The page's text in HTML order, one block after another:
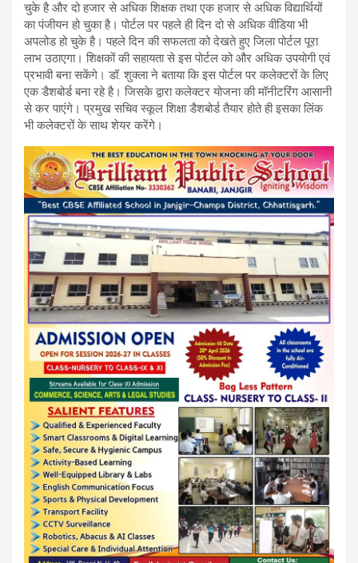
चुके है और दो हजार से अधिक शिक्षक तथा एक हजार से अधिक विद्यार्थियों
का पंजीयन हो चुका है। पोर्टल पर पहले ही दिन दो से अधिक वीडिया भी
अपलोड हो चुके है। पहले दिन की सफलता को देखते हुए जिला पोर्टल पूरा
लाभ उठाएगा। शिक्षकों की सहायता से इस पोर्टल को और अधिक उपयोगी एवं
प्रभावी बना सकेंगे। डॉ. शुक्ला ने बताया कि इस पोर्टल पर कलेक्टरों के लिए
एक डैशबोर्ड बना रहे है। जिसके द्वारा कलेक्टर योजना की मॉनीटरिंग आसानी
से कर पाएंगे। प्रमुख सचिव स्कूल शिक्षा डैशबोर्ड तैयार होते ही इसका लिंक
भी कलेक्टरों के साथ शेयर करेंगे।